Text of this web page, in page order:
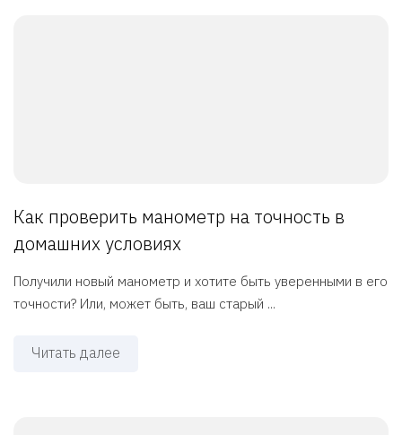
Как проверить манометр на точность в
домашних условиях
Получили новый манометр и хотите быть уверенными в его
точности? Или, может быть, ваш старый ...
Читать далее